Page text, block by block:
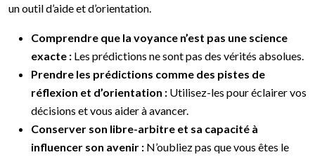
un outil d’aide et d’orientation.
Comprendre que la voyance n’est pas une science
exacte : Les prédictions ne sont pas des vérités absolues.
Prendre les prédictions comme des pistes de
réflexion et d’orientation : Utilisez-les pour éclairer vos
décisions et vous aider à avancer.
Conserver son libre-arbitre et sa capacité à
influencer son avenir : N’oubliez pas que vous êtes le